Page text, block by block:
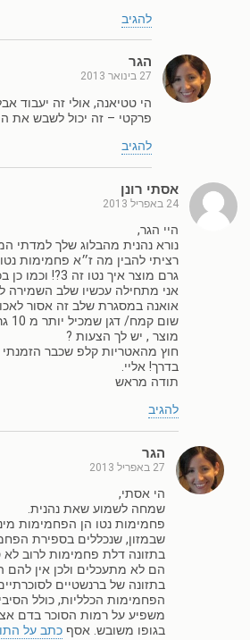
להגיב
הגר
27 בינואר 2013
הי טטיאנה, אולי זה יעבוד
פרקטי – זה יכול לשבש את
להגיב
אסתי רונן
24 באפריל 2013
היי הגר,
נורא נהנית מהבלוג שלך למדתי
גרם מוצר איך נטו זה 3?! וכמו כן בכל היתר?
אואנה במסגרת שלב זה אסור
מוצר , יש לך הצעות ?
בדרך! אליי.
תודה מראש
להגיב
הגר
27 באפריל 2013
הי אסתי,
שמחה לשמוע שאת נהנית.
פחמימות נטו הן הפחמימות
שבמזון, שנכללים בספירת
בתזונה דלת פחמימות לרוב לא
הם לא מתעכלים ולכן אין
בתזונה של ברנשטיים
הפחמימות הכלליות, כולל
משפיע על רמות הסוכר בדם
בגופו משובש. אסף כתב על